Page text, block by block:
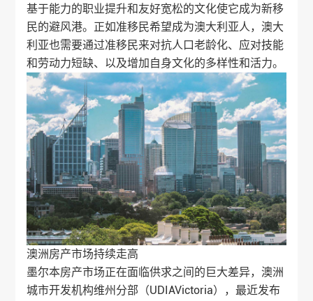
基于能力的职业提升和友好宽松的文化使它成为新移
民的避风港。正如准移民希望成为澳大利亚人，澳大
利亚也需要通过准移民来对抗人口老龄化、应对技能
和劳动力短缺、以及增加自身文化的多样性和活力。
澳洲房产市场持续走高
墨尔本房产市场正在面临供求之间的巨大差异，澳洲
城市开发机构维州分部（UDIAVictoria），最近发布